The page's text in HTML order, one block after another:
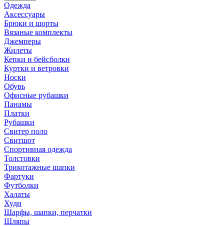
Одежда
Аксессуары
Брюки и шорты
Вязаные комплекты
Джемперы
Жилеты
Кепки и бейсболки
Куртки и ветровки
Носки
Обувь
Офисные рубашки
Панамы
Платки
Рубашки
Свитер поло
Свитшот
Спортивная одежда
Толстовки
Трикотажные шапки
Фартуки
Футболки
Халаты
Худи
Шарфы, шапки, перчатки
Шляпы